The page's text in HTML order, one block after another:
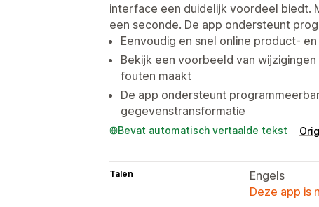
interface een duidelijk voordeel biedt.
een seconde. De app ondersteunt
Eenvoudig en snel online product-
Bekijk een voorbeeld van
fouten maakt
De app ondersteunt
gegevenstransformatie
Bevat automatisch vertaalde tekst
Talen
Engels
Deze app is